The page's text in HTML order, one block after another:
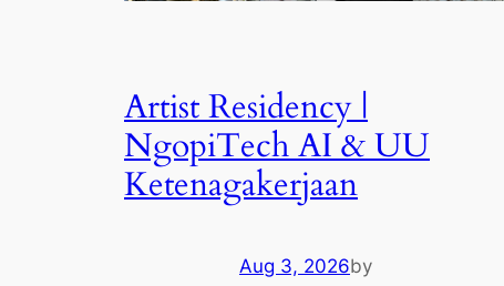
Artist Residency |
NgopiTech AI & UU
Ketenagakerjaan
Aug 3, 2026by